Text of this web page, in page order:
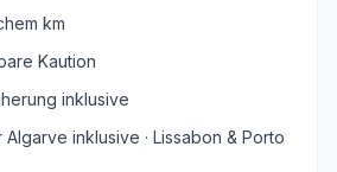
km
Kaution
inklusive
inklusive · Lissabon & Porto